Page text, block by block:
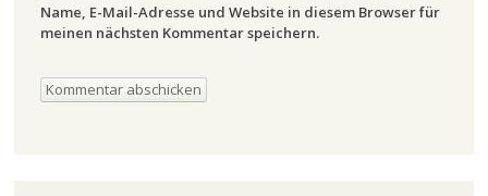
Name, E-Mail-Adresse und Website in diesem Browser für
meinen nächsten Kommentar speichern.